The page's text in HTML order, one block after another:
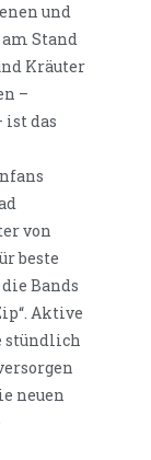
und
Stand
Kräuter
–
ist das
von
beste
Bands
Aktive
stündlich
neuen